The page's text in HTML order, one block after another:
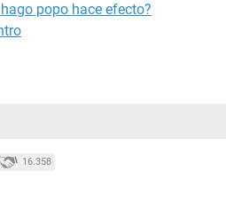
popo hace efecto?
16.358